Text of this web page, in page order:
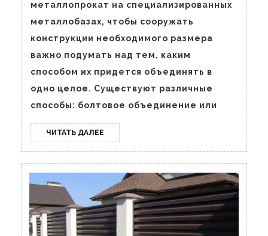
металлопрокат на специализированных
металлобазах, чтобы сооружать
конструкции необходимого размера
важно подумать над тем, каким
способом их придется объединять в
одно целое. Существуют различные
способы: болтовое объединение или
ЧИТАТЬ ДАЛЕЕ ЧИТАТЬ
ДАЛЕЕ